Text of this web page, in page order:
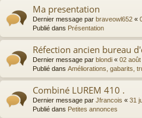
Ma presentation
Dernier message par braveowl652 «
Publié dans Présentation
Réfection ancien bureau
Dernier message par blondi « 02
Publié dans Améliorations, gabarits,
Combiné LUREM 410 .
Dernier message par Jfrancois « 31
Publié dans Petites annonces